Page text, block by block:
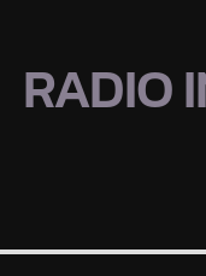
RADIO